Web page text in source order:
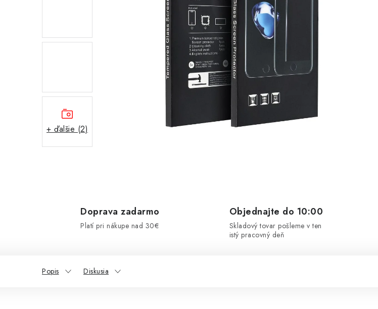
+ ďalšie (2)
Doprava zadarmo
Platí pri nákupe nad 30€
Objednajte do 10:00
Skladový tovar pošleme v ten
istý pracovný deň
Popis Diskusia